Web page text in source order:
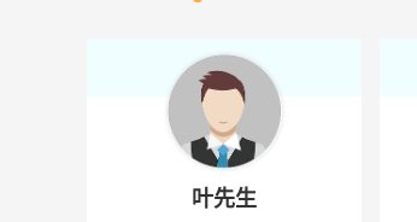
销售经理 市场营销
数控车工 生产加工
市场营销叶先生